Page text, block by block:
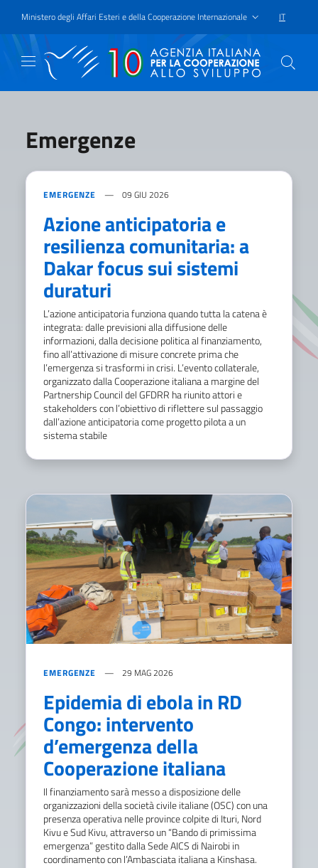
Ministero degli Affari Esteri e della Cooperazione Internazionale IT
Emergenze
EMERGENZE 09 GIU 2026
Azione anticipatoria e
resilienza comunitaria: a
Dakar focus sui sistemi
duraturi
L’azione anticipatoria funziona quando tutta la catena è
integrata: dalle previsioni alla diffusione delle
informazioni, dalla decisione politica al finanziamento,
fino all’attivazione di misure concrete prima che
l’emergenza si trasformi in crisi. L’evento collaterale,
organizzato dalla Cooperazione italiana a margine del
Partnership Council del GFDRR ha riunito attori e
stakeholders con l’obiettivo di riflettere sul passaggio
dall’azione anticipatoria come progetto pilota a un
sistema stabile
EMERGENZE 29 MAG 2026
Epidemia di ebola in RD
Congo: intervento
d’emergenza della
Cooperazione italiana
Il finanziamento sarà messo a disposizione delle
organizzazioni della società civile italiane (OSC) con una
presenza operativa nelle province colpite di Ituri, Nord
Kivu e Sud Kivu, attraverso un “Bando di primissima
emergenza” gestito dalla Sede AICS di Nairobi in
coordinamento con l’Ambasciata italiana a Kinshasa.